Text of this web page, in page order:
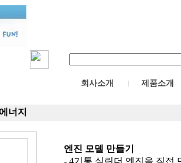
회사소개 제품소개
너지
엔진 모델 만들기
- 4기통 실린더 엔진을 직접